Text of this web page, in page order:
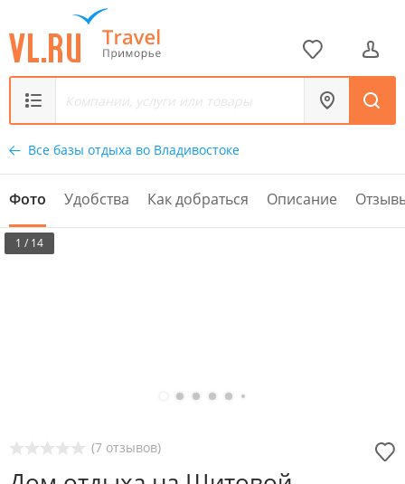
Все базы отдыха во Владивостоке
Фото Удобства Как добраться Описание
1 / 14
(7 отзывов)